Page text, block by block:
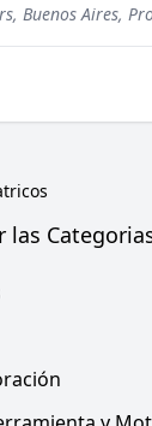
Buenos Aires,
las